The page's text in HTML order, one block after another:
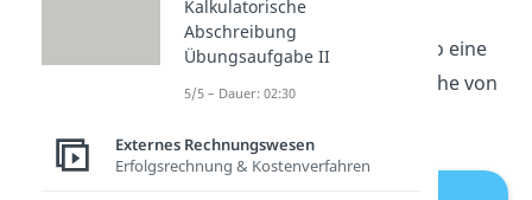
Insgesamt fällt bei diesem
wirtschaftlichen Vorgang also eine
effektive Umsatzsteuer in Höhe von
Kalkulatorische
Abschreibung
Übungsaufgabe II
5/5 – Dauer: 02:30
Externes Rechnungswesen
Erfolgsrechnung & Kostenverfahren